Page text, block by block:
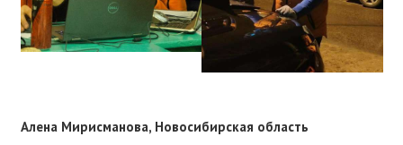
Алена Мирисманова, Новосибирская область